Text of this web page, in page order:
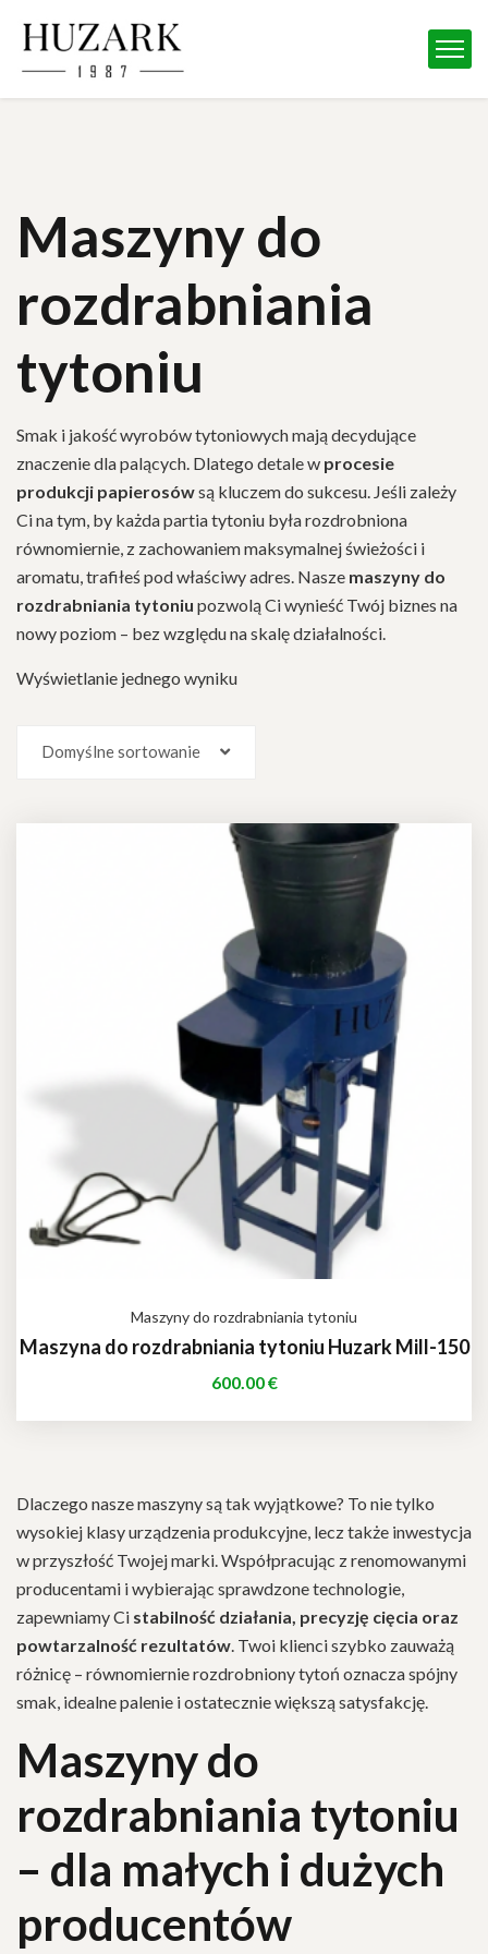
Maszyny do
rozdrabniania
tytoniu
Smak i jakość wyrobów tytoniowych mają decydujące
znaczenie dla palących. Dlatego detale w procesie
produkcji papierosówsą kluczem do sukcesu. Jeśli zależy
Ci na tym, by każda partia tytoniu była rozdrobniona
równomiernie, z zachowaniem maksymalnej świeżości i
aromatu, trafiłeś pod właściwy adres. Nasze maszyny do
rozdrabniania tytoniu pozwolą Ci wynieść Twój biznes na
nowy poziom – bez względu na skalę działalności.
Wyświetlanie jednego wyniku
Domyślne sortowanie
Maszyny do rozdrabniania tytoniu
Maszyna do rozdrabniania tytoniu Huzark Mill-150
600.00€
Dlaczego nasze maszyny są tak wyjątkowe? To nie tylko
wysokiej klasy urządzenia produkcyjne, lecz także inwestycja
w przyszłość Twojej marki. Współpracując z renomowanymi
producentami i wybierając sprawdzone technologie,
zapewniamy Ci stabilność działania, precyzję cięcia oraz
powtarzalność rezultatów. Twoi klienci szybko zauważą
różnicę – równomiernie rozdrobniony tytoń oznacza spójny
smak, idealne palenie i ostatecznie większą satysfakcję.
Maszyny do
rozdrabniania tytoniu
– dla małych i dużych
producentów